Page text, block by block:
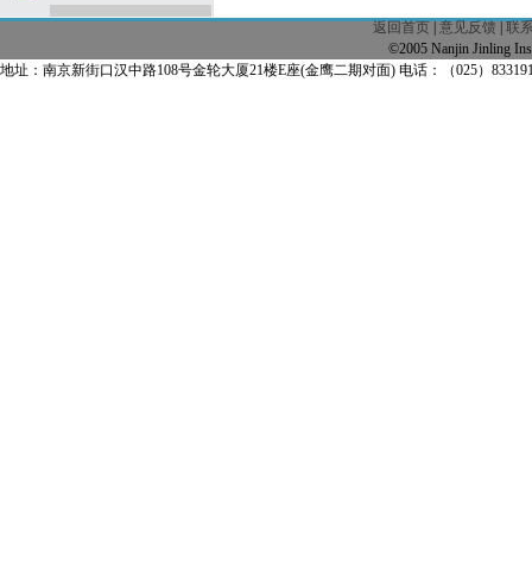
返回首页 意见反馈
联
©2005 Nanjin Jinling
地址：南京新街口汉中路108号金轮大厦21楼E座(金鹰二期对面) 电话：（025）